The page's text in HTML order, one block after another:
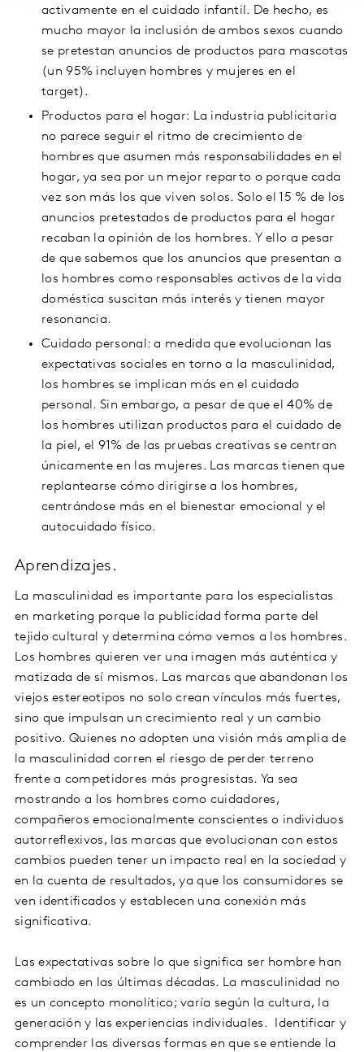
activamente en el cuidado infantil. De hecho, es
mucho mayor la inclusión de ambos sexos cuando
se pretestan anuncios de productos para mascotas
(un 95% incluyen hombres y mujeres en el
target).
Productos para el hogar: La industria publicitaria
no parece seguir el ritmo de crecimiento de
hombres que asumen más responsabilidades en el
hogar, ya sea por un mejor reparto o porque cada
vez son más los que viven solos. Solo el 15 % de los
anuncios pretestados de productos para el hogar
recaban la opinión de los hombres. Y ello a pesar
de que sabemos que los anuncios que presentan a
los hombres como responsables activos de la vida
doméstica suscitan más interés y tienen mayor
resonancia.
Cuidado personal: a medida que evolucionan las
expectativas sociales en torno a la masculinidad,
los hombres se implican más en el cuidado
personal. Sin embargo, a pesar de que el 40% de
los hombres utilizan productos para el cuidado de
la piel, el 91% de las pruebas creativas se centran
únicamente en las mujeres. Las marcas tienen que
replantearse cómo dirigirse a los hombres,
centrándose más en el bienestar emocional y el
autocuidado físico.
Aprendizajes.
La masculinidad es importante para los especialistas
en marketing porque la publicidad forma parte del
tejido cultural y determina cómo vemos a los hombres.
Los hombres quieren ver una imagen más auténtica y
matizada de sí mismos. Las marcas que abandonan los
viejos estereotipos no solo crean vínculos más fuertes,
sino que impulsan un crecimiento real y un cambio
positivo. Quienes no adopten una visión más amplia de
la masculinidad corren el riesgo de perder terreno
frente a competidores más progresistas. Ya sea
mostrando a los hombres como cuidadores,
compañeros emocionalmente conscientes o individuos
autorreflexivos, las marcas que evolucionan con estos
cambios pueden tener un impacto real en la sociedad y
en la cuenta de resultados, ya que los consumidores se
ven identificados y establecen una conexión más
significativa.
Las expectativas sobre lo que significa ser hombre han
cambiado en las últimas décadas. La masculinidad no
es un concepto monolítico; varía según la cultura, la
generación y las experiencias individuales. Identificar y
comprender las diversas formas en que se entiende la